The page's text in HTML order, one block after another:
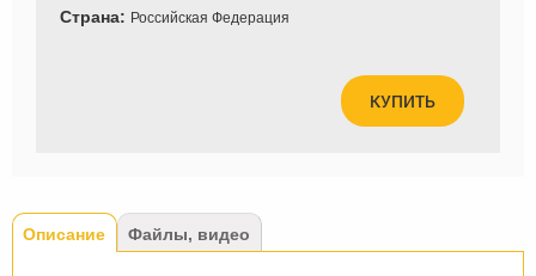
Страна: Российская Федерация
КУПИТЬ
Tabs
Описание (активная
вкладка)
Файлы, видео